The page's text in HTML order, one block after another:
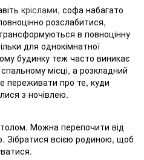
кріслами, софа набагато
розслабитися,
в повноцінну
для однокімнатної
будинку теж часто виникає
місці, а розкладний
переживати про те, куди
з ночівлею.
Можна перепочити від
Зібратися всією родиною, щоб